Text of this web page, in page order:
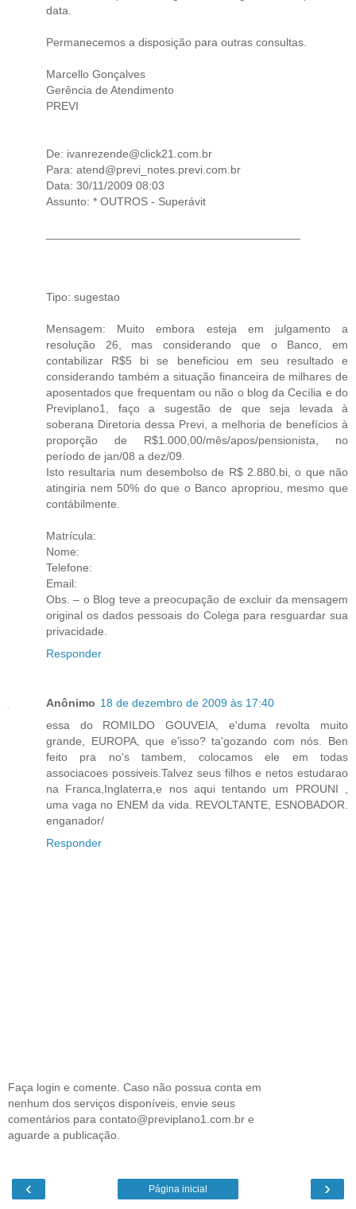
data.
Permanecemos a disposição para outras consultas.
Marcello Gonçalves
Gerência de Atendimento
PREVI
De: ivanrezende@click21.com.br
Para: atend@previ_notes.previ.com.br
Data: 30/11/2009 08:03
Assunto: * OUTROS - Superávit
Tipo: sugestao
Mensagem: Muito embora esteja em julgamento a
resolução 26, mas considerando que o Banco, em
contabilizar R$5 bi se beneficiou em seu resultado e
considerando também a situação financeira de milhares de
aposentados que frequentam ou não o blog da Cecília e do
Previplano1, faço a sugestão de que seja levada à
soberana Diretoria dessa Previ, a melhoria de benefícios à
proporção de R$1.000,00/mês/apos/pensionista, no
período de jan/08 a dez/09.
Isto resultaria num desembolso de R$ 2.880.bi, o que não
atingiria nem 50% do que o Banco apropriou, mesmo que
contábilmente.
Matrícula:
Nome:
Telefone:
Email:
Obs. – o Blog teve a preocupação de excluir da mensagem
original os dados pessoais do Colega para resguardar sua
privacidade.
Responder
Anônimo 18 de dezembro de 2009 às 17:40
essa do ROMILDO GOUVEIA, e'duma revolta muito
grande, EUROPA, que e'isso? ta'gozando com nós. Ben
feito pra no's tambem, colocamos ele em todas
associacoes possiveis.Talvez seus filhos e netos estudarao
na Franca,Inglaterra,e nos aqui tentando um PROUNI ,
uma vaga no ENEM da vida. REVOLTANTE, ESNOBADOR.
enganador/
Responder
Faça login e comente. Caso não possua conta em
nenhum dos serviços disponíveis, envie seus
comentários para contato@previplano1.com.br e
aguarde a publicação.
‹ ›
Página inicial